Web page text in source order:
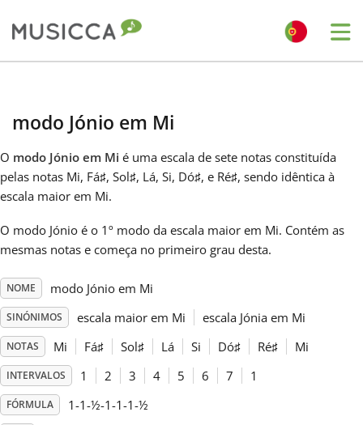
Български
Dansk
Deutsch
English
Español
Français
modo Jónio em Mi
O modo Jónio em Mi é uma escala de sete notas constituída
pelas notas Mi, Fá♯, Sol♯, Lá, Si, Dó♯, e Ré♯, sendo idêntica à
escala maior em Mi.
O modo Jónio é o 1º modo da escala maior em Mi. Contém as
mesmas notas e começa no primeiro grau desta.
NOME modo Jónio em Mi
SINÓNIMOS escala maior em Mi escala Jónia em Mi
NOTAS Mi Fá♯ Sol♯ Lá Si Dó♯ Ré♯ Mi
INTERVALOS 1 2 3 4 5 6 7 1
FÓRMULA 1-1-½-1-1-1-½